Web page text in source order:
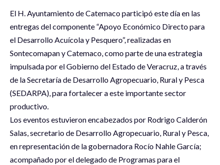
El H. Ayuntamiento de Catemaco participó este día en las
entregas del componente “Apoyo Económico Directo para
el Desarrollo Acuícola y Pesquero”, realizadas en
Sontecomapan y Catemaco, como parte de una estrategia
impulsada por el Gobierno del Estado de Veracruz, a través
de la Secretaría de Desarrollo Agropecuario, Rural y Pesca
(SEDARPA), para fortalecer a este importante sector
productivo.
Los eventos estuvieron encabezados por Rodrigo Calderón
Salas, secretario de Desarrollo Agropecuario, Rural y Pesca,
en representación de la gobernadora Rocío Nahle García;
acompañado por el delegado de Programas para el